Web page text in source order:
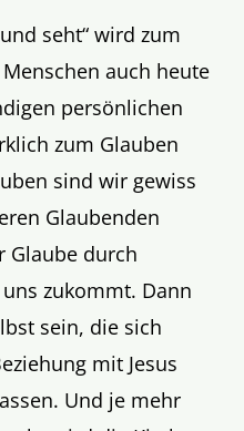
seht“ wird zum
auch heute
persönlichen
zum Glauben
sind wir gewiss
Glaubenden
Glaube durch
zukommt. Dann
sein, die sich
mit Jesus
Und je mehr